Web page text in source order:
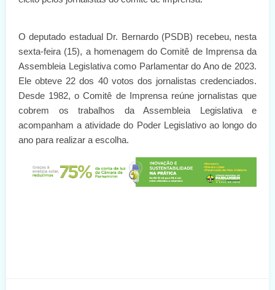
O deputado estadual Dr. Bernardo (PSDB) recebeu, nesta
sexta-feira (15), a homenagem do Comitê de Imprensa da
Assembleia Legislativa como Parlamentar do Ano de 2023.
Ele obteve 22 dos 40 votos dos jornalistas credenciados.
Desde 1982, o Comitê de Imprensa reúne jornalistas que
cobrem os trabalhos da Assembleia Legislativa e
acompanham a atividade do Poder Legislativo ao longo do
ano para realizar a escolha.